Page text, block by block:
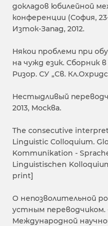
докладов юбилейной
конференции (София,
Изток-Запад, 2012.
Някои проблеми при
на чужд език. Сборник
Ризор. СУ „Св.
Нестыдливый
2013, Москва.
The consecutive
Linguistic Colloquium.
Kommunikation -
Linguistischen
print]
О непозволительной
устным
Международной